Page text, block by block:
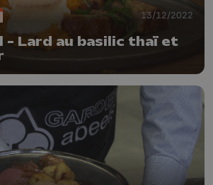
13/12/2022
- Lard au basilic thaï et